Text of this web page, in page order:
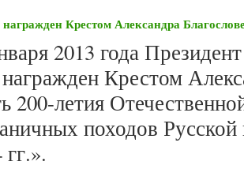
Крестом Александра
2013 года
Крестом
200-летия
походов
гг.».